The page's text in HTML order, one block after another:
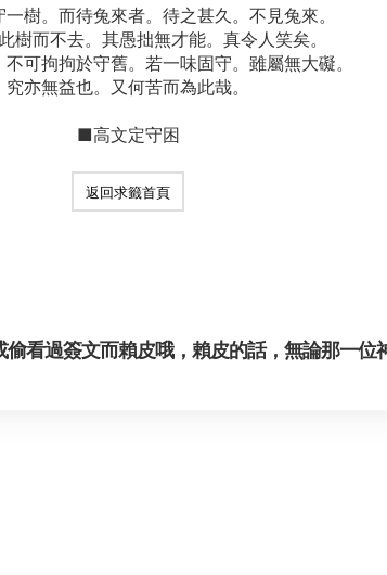
樹。而待兔來者。待之甚久。不見兔來。
樹而不去。其愚拙無才能。真令人笑矣。
可拘拘於守舊。若一味固守。雖屬無大礙。
究亦無益也。又何苦而為此哉。
■高文定守困
返回求籤首頁
看過簽文而賴皮哦，賴皮的話，無論那一位